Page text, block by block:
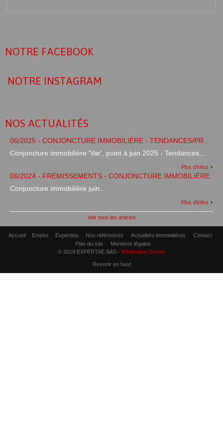
NOTRE FACEBOOK
NOTRE INSTAGRAM
NOS ACTUALITÉS
Conjoncture immobilière 'Var', point à juin 2025 - Tendances,...
Plus d'infos
06/2024 - FRÉMISSEMENTS - CONJONCTURE IMMOBILIÈRE
Conjoncture immobilière juin...
Plus d'infos
Voir tous les articles
Accueil Emploi Expertise Nos références Actualités immobilières
Contact
Plan du site
Mentions légales
© 2019 EXPERTAE SAS - Réalisation Bexter
Revenir en haut